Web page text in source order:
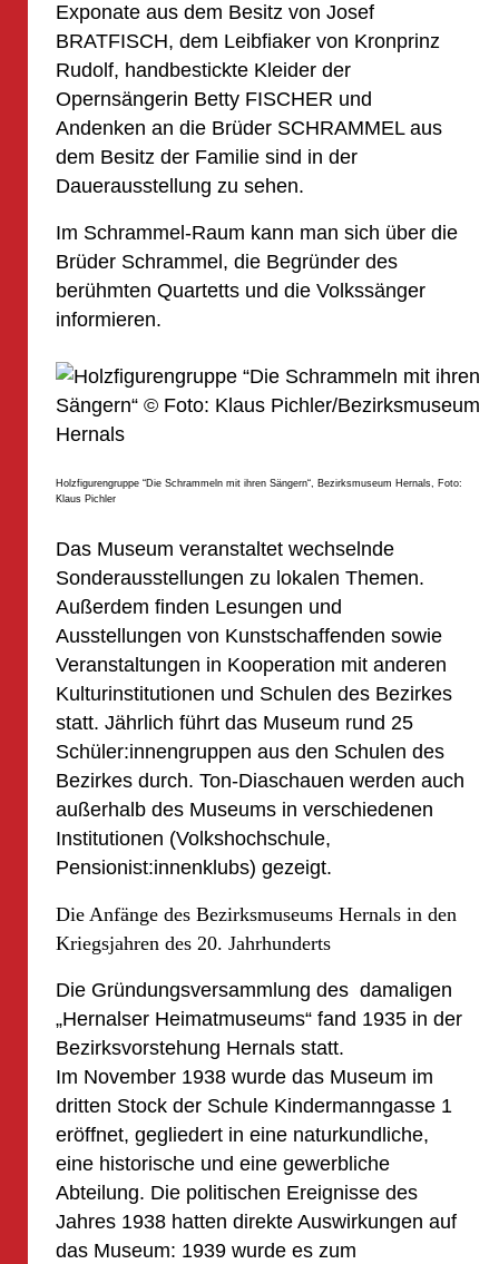
Exponate aus dem Besitz von Josef
BRATFISCH, dem Leibfiaker von Kronprinz
Rudolf, handbestickte Kleider der
Opernsängerin Betty FISCHER und
Andenken an die Brüder SCHRAMMEL aus
dem Besitz der Familie sind in der
Dauerausstellung zu sehen.
Im Schrammel-Raum kann man sich über die
Brüder Schrammel, die Begründer des
berühmten Quartetts und die Volkssänger
informieren.
Holzfigurengruppe “Die Schrammeln mit ihren Sängern“, Bezirksmuseum Hernals, Foto:
Klaus Pichler
Das Museum veranstaltet wechselnde
Sonderausstellungen zu lokalen Themen.
Außerdem finden Lesungen und
Ausstellungen von Kunstschaffenden sowie
Veranstaltungen in Kooperation mit anderen
Kulturinstitutionen und Schulen des Bezirkes
statt. Jährlich führt das Museum rund 25
Schüler:innengruppen aus den Schulen des
Bezirkes durch. Ton-Diaschauen werden auch
außerhalb des Museums in verschiedenen
Institutionen (Volkshochschule,
Pensionist:innenklubs) gezeigt.
Die Anfänge des Bezirksmuseums Hernals in den
Kriegsjahren des 20. Jahrhunderts
Die Gründungsversammlung des damaligen
„Hernalser Heimatmuseums“ fand 1935 in der
Bezirksvorstehung Hernals statt.
Im November 1938 wurde das Museum im
dritten Stock der Schule Kindermanngasse 1
eröffnet, gegliedert in eine naturkundliche,
eine historische und eine gewerbliche
Abteilung. Die politischen Ereignisse des
Jahres 1938 hatten direkte Auswirkungen auf
das Museum: 1939 wurde es zum